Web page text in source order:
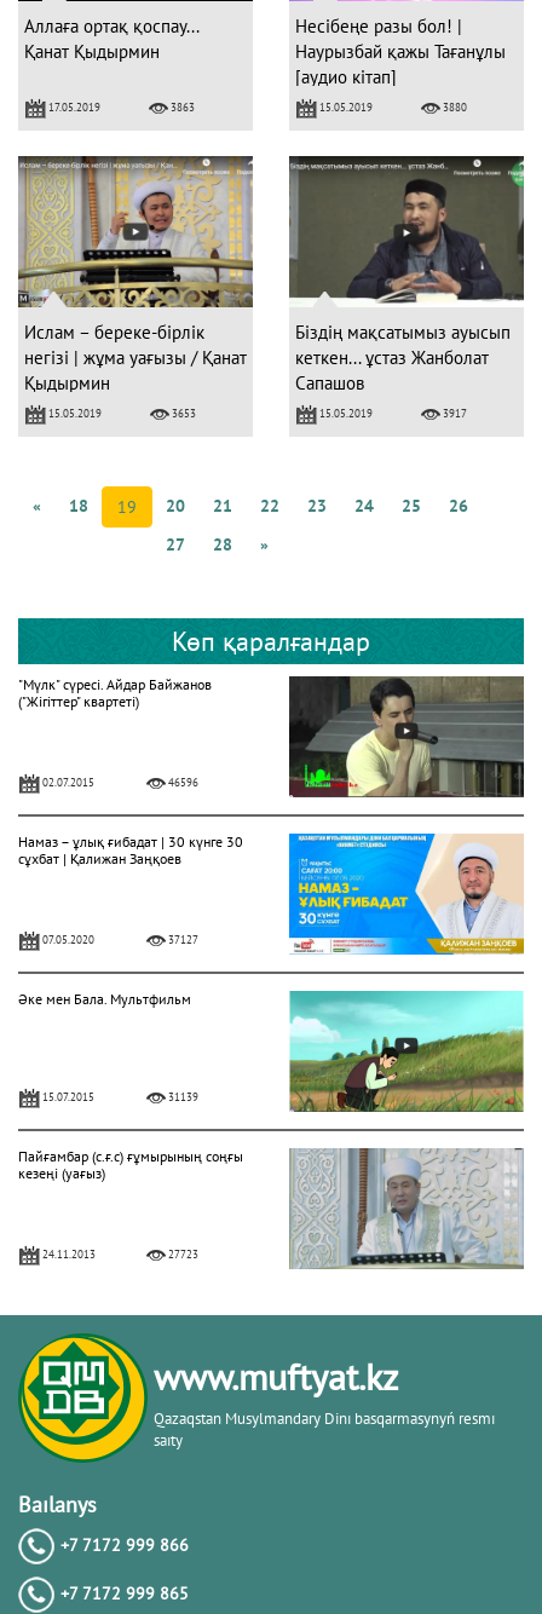
Аллаға ортақ қоспау...
Қанат Қыдырмин
17.05.2019 3863
Несібеңе разы бол! |
Наурызбай қажы Тағанұлы
[аудио кітап]
15.05.2019 3880
Ислам – береке-бірлік
негізі | жұма уағызы / Қанат
Қыдырмин
15.05.2019 3653
Біздің мақсатымыз ауысып
кеткен... ұстаз Жанболат
Сапашов
15.05.2019 3917
« 18 19 20 21 22 23 24 25
26
27
28 »
Көп қаралғандар
"Мүлк" сүресі. Айдар Байжанов
("Жігіттер" квартеті)
02.07.2015 46596
Намаз – ұлық ғибадат | 30 күнге 30
сұхбат | Қалижан Заңқоев
07.05.2020 37127
Әке мен Бала. Мультфильм
15.07.2015 31139
Пайғамбар (с.ғ.с) ғұмырының соңғы
кезеңі (уағыз)
24.11.2013 27723
"Фатиха" сүресі
11.04.2016
23.10.2015
www.muftyat.kz
Qazaqstan Musylmandary Dіnı basqarmasynyń resmı
saıty
Baılanys
+7 7172 999 866
+7 7172 999 865